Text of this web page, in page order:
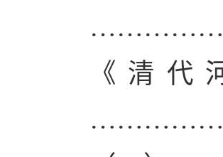
《清代